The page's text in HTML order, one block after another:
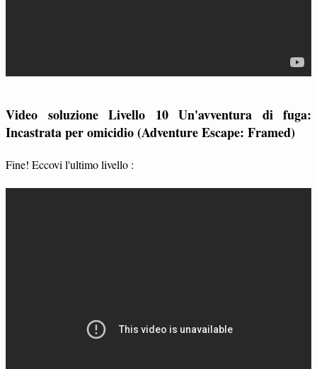
Video soluzione Livello 10 Un'avventura di fuga:
Incastrata per omicidio (Adventure Escape: Framed)
Fine! Eccovi l'ultimo livello :